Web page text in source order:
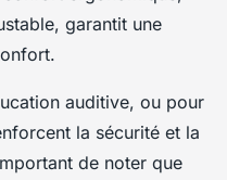
garantit une
auditive, ou pour
la sécurité et la
de noter que